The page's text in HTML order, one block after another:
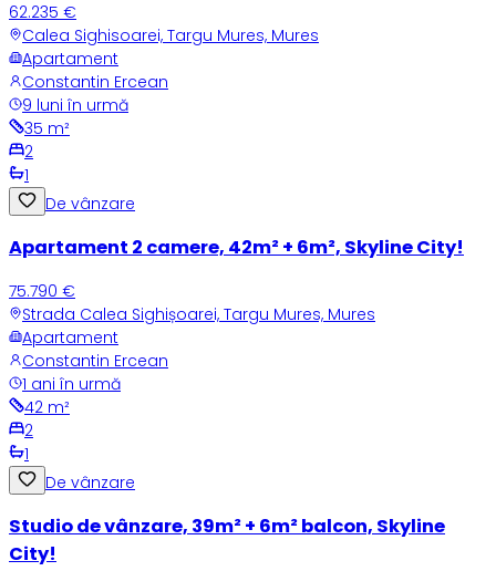
62.235 €
Calea Sighisoarei, Targu Mures, Mures
Apartament
Constantin Ercean
9 luni în urmă
35 m²
2
1
De vânzare
Apartament 2 camere, 42m² + 6m², Skyline City!
75.790 €
Strada Calea Sighișoarei, Targu Mures, Mures
Apartament
Constantin Ercean
1 ani în urmă
42 m²
2
1
De vânzare
Studio de vânzare, 39m² + 6m² balcon, Skyline
City!